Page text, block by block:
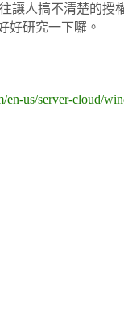
讓人搞不清楚的授
好研究一下囉。
us/server-cloud/